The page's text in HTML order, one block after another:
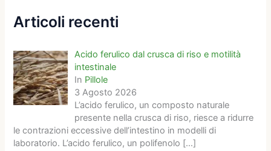
Articoli recenti
Acido ferulico dal crusca di riso e motilità
intestinale
In Pillole
3 Agosto 2026
L’acido ferulico, un composto naturale
presente nella crusca di riso, riesce a ridurre
le contrazioni eccessive dell’intestino in modelli di
laboratorio. L’acido ferulico, un polifenolo […]